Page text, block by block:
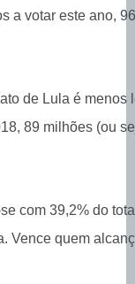
a votar este ano,
de Lula é menos
89 milhões (ou
com 39,2% do
Vence quem